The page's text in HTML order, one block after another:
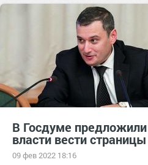
В Госдуме
власти вести
09 фев 2022 18:16